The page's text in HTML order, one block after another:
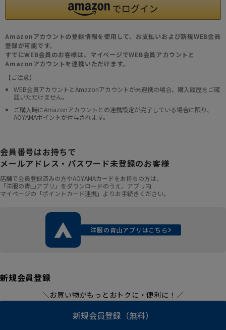
Amazonアカウントの登録情報を使用して、お支払いおよび新規WEB会員
登録が可能です。
すでにWEB会員のお客様は、マイページでWEB会員アカウントと
Amazonアカウントを連携いただけます。
【ご注意】
WEB会員アカウントとAmazonアカウントが未連携の場合、購入履歴をご確
認いただけません。
ご購入時にAmazonアカウントとの連携設定が完了している場合に限り、
AOYAMAポイントが付与されます。
会員番号はお持ちで
メールアドレス・パスワード未登録のお客様
店舗で会員登録済みの方やAOYAMAカードをお持ちの方は、
「洋服の青山アプリ」をダウンロードのうえ、アプリ内
マイページの「ポイントカード連携」よりお手続きください。
洋服の青山アプリはこちら
新規会員登録
＼お買い物がもっとおトクに・便利に！／
新規会員登録（無料）